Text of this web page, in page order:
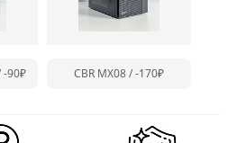
-90₽ CBR MX08 /-170₽